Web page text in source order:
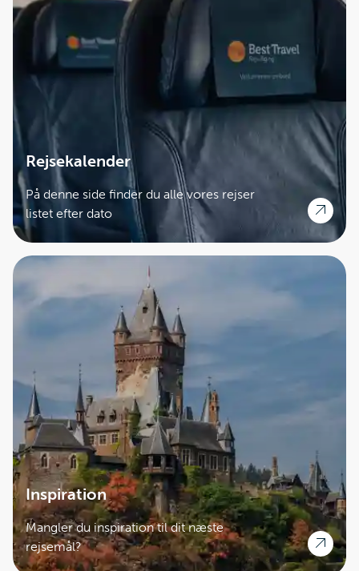
Rejsekalender
På denne side finder du alle vores rejser
listet efter dato
Inspiration
Mangler du inspiration til dit næste
rejsemål?